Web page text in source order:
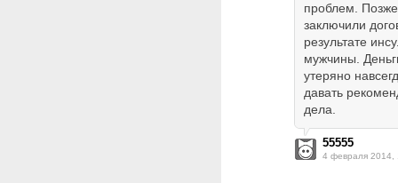
проблем.
заключили
результате
мужчины.
утеряно
давать
дела.
55555
4 февраля 2014,